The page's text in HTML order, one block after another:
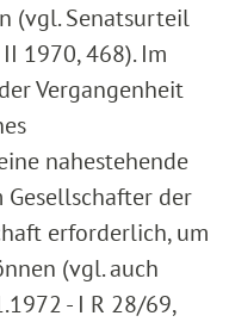
(vgl. Senatsurteil
1970, 468). Im
Vergangenheit
nahestehende
Gesellschafter der
erforderlich, um
(vgl. auch
- I R 28/69,